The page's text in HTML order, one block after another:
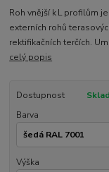
Roh vnější k L profilům
externích rohů
rektifikačních terčích.
celý popis
Dostupnost
Barva
Výška